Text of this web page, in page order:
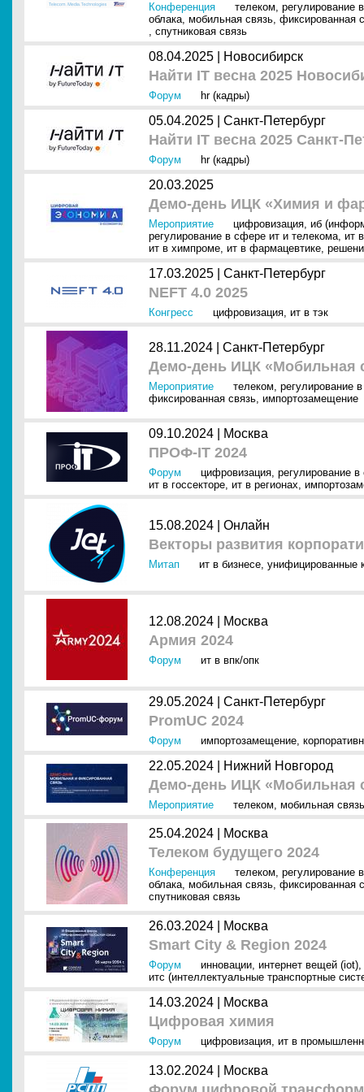
Конференция телеком, регулирование
облака, мобильная связь, фиксированная
, спутниковая связь
08.04.2025 | Новосибирск
Найти IT весна 2025
Форум hr (кадры)
05.04.2025 | Санкт-Петербург
Найти IT весна 2025 Санкт-
Форум hr (кадры)
20.03.2025
Демо-день ИЦК «Химия и
Мероприятие цифровизация, иб
регулирование в сфере ит и телекома, ит
ит в химпроме, ит в фармацевтике,
17.03.2025 | Санкт-Петербург
NEFT 4.0 2025
Конгресс цифровизация, ит в тэк
28.11.2024 | Санкт-Петербург
Демо-день ИЦК «Мобильная
Мероприятие телеком, регулирование
фиксированная связь, импортозамещение
09.10.2024 | Москва
ПРОФ-IT 2024
Форум цифровизация, регулирование
ит в госсекторе, ит в регионах,
15.08.2024 | Онлайн
Векторы развития
Митап ит в бизнесе, унифицированные
12.08.2024 | Москва
Армия 2024
Форум ит в впк/опк
29.05.2024 | Санкт-Петербург
PromUC 2024
Форум импортозамещение,
22.05.2024 | Нижний Новгород
Демо-день ИЦК «Мобильная
Мероприятие телеком, мобильная связь
25.04.2024 | Москва
Телеком будущего 2024
Конференция телеком, регулирование
облака, мобильная связь, фиксированная
спутниковая связь
26.03.2024 | Москва
Smart City & Region 2024
Форум инновации, интернет вещей (iot),
итс (интеллектуальные транспортные
14.03.2024 | Москва
Цифровая химия
Форум цифровизация, ит в
13.02.2024 | Москва